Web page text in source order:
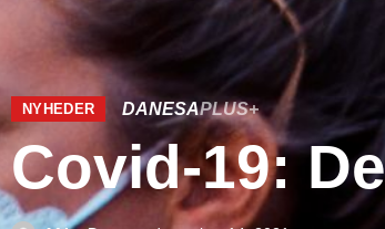
NYHEDER DANESAPLUS+
Covid-19: